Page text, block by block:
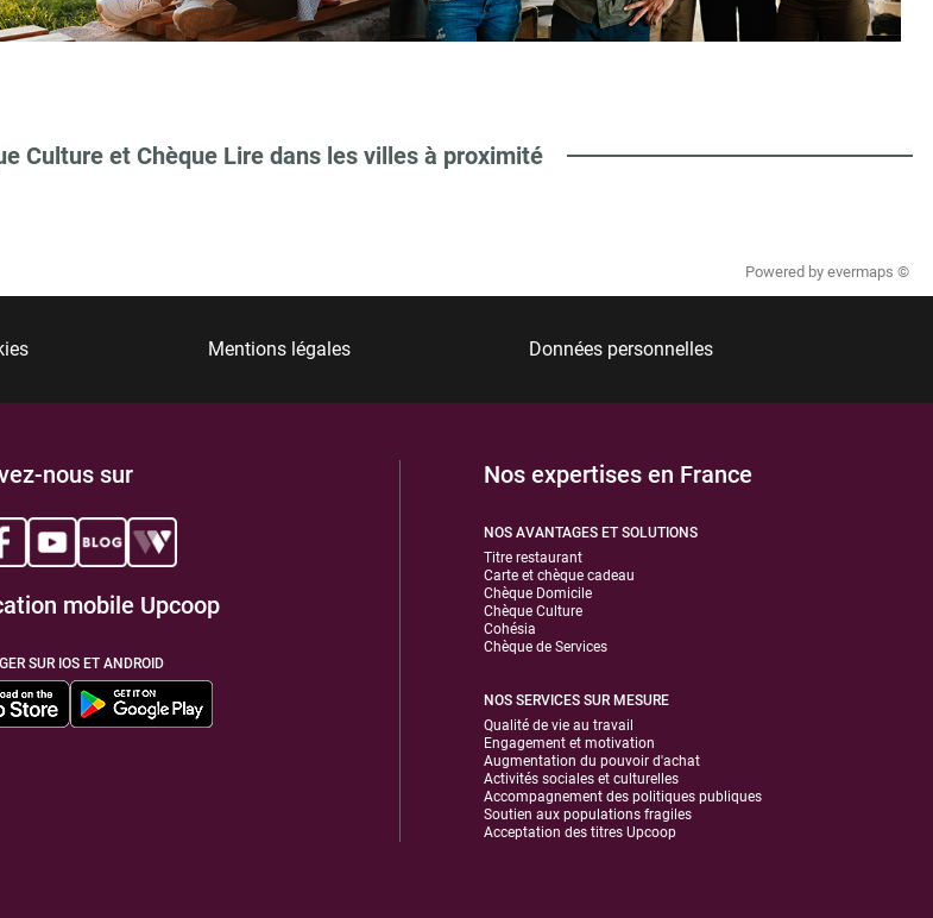
Culture et Chèque Lire dans les villes à proximité
Powered by evermaps ©
Mentions légales Données personnelles
nous sur
mobile Upcoop
SUR IOS ET ANDROID
Nos expertises en France
NOS AVANTAGES ET SOLUTIONS
Titre restaurant
Carte et chèque cadeau
Chèque Domicile
Chèque Culture
Cohésia
Chèque de Services
NOS SERVICES SUR MESURE
Qualité de vie au travail
Engagement et motivation
Augmentation du pouvoir d'achat
Activités sociales et culturelles
Accompagnement des politiques publiques
Soutien aux populations fragiles
Acceptation des titres Upcoop